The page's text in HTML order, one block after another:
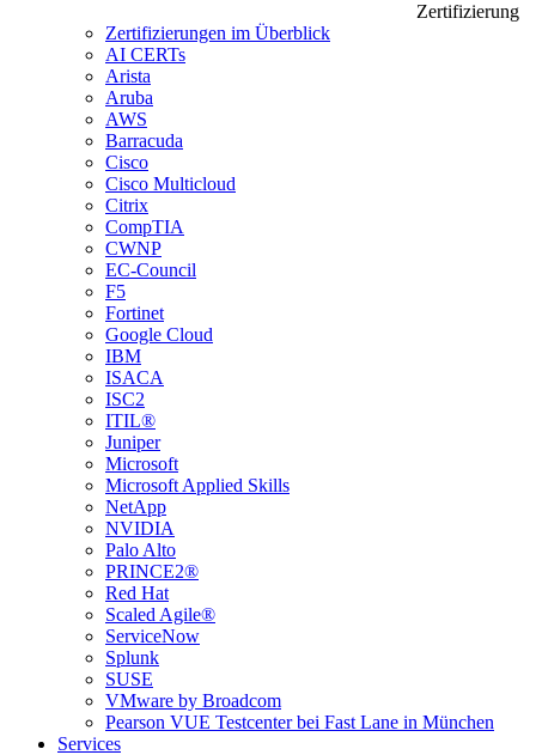
Zertifizierung
Zertifizierungen im Überblick
AI CERTs
Arista
Aruba
AWS
Barracuda
Cisco
Cisco Multicloud
Citrix
CompTIA
CWNP
EC-Council
F5
Fortinet
Google Cloud
IBM
ISACA
ISC2
ITIL®
Juniper
Microsoft
Microsoft Applied Skills
NetApp
NVIDIA
Palo Alto
PRINCE2®
Red Hat
Scaled Agile®
ServiceNow
Splunk
SUSE
VMware by Broadcom
Pearson VUE Testcenter bei Fast Lane in München
Services